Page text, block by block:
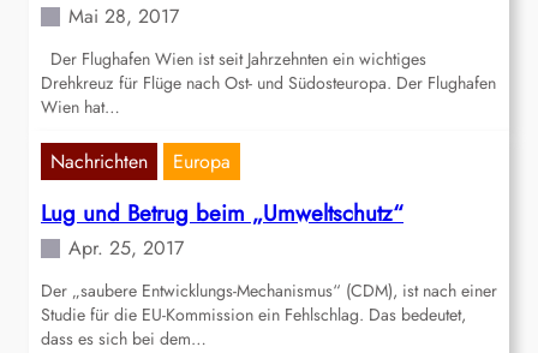
Mai 28, 2017
Der Flughafen Wien ist seit Jahrzehnten ein wichtiges
Drehkreuz für Flüge nach Ost- und Südosteuropa. Der Flughafen
Wien hat…
Nachrichten Europa
Lug und Betrug beim „Umweltschutz“
Apr. 25, 2017
Der „saubere Entwicklungs-Mechanismus“ (CDM), ist nach einer
Studie für die EU-Kommission ein Fehlschlag. Das bedeutet,
dass es sich bei dem…